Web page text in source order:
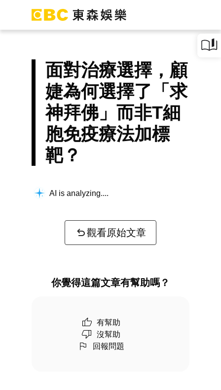
面對治療選擇，顧
婕為何選擇了「求
神拜佛」而非T細
胞免疫療法加標
靶？
AI is analyzing...
觀看原始文章
你覺得這篇文章有幫助嗎？
有幫助
沒幫助
回報問題